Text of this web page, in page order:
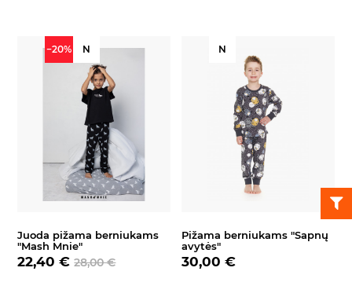
−20% N
Juoda pižama berniukams
"Mash Mnie"
22,40 €28,00 €
N
Pižama berniukams "Sapnų
avytės"
30,00 €